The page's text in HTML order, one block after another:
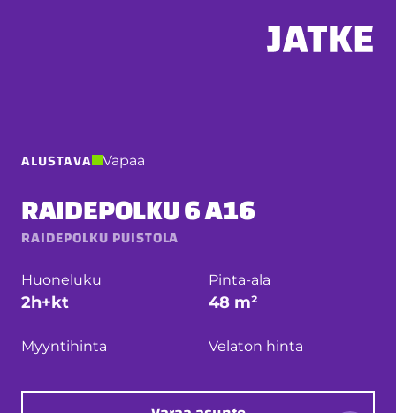
ALUSTAVA Vapaa
RAIDEPOLKU 6 A16
RAIDEPOLKU PUISTOLA
Huoneluku
2h+kt
Pinta-ala
48 m²
Myyntihinta Velaton hinta